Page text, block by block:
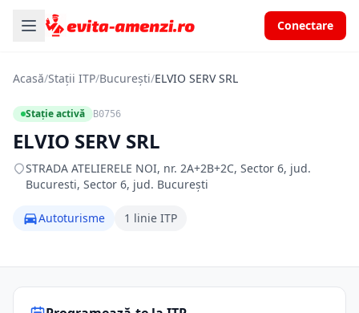
Conectare
Acasă/Stații ITP/București/ELVIO SERV SRL
Stație activă B0756
ELVIO SERV SRL
STRADA ATELIERELE NOI, nr. 2A+2B+2C, Sector 6, jud.
Bucuresti, Sector 6, jud. București
Autoturisme 1 linie ITP